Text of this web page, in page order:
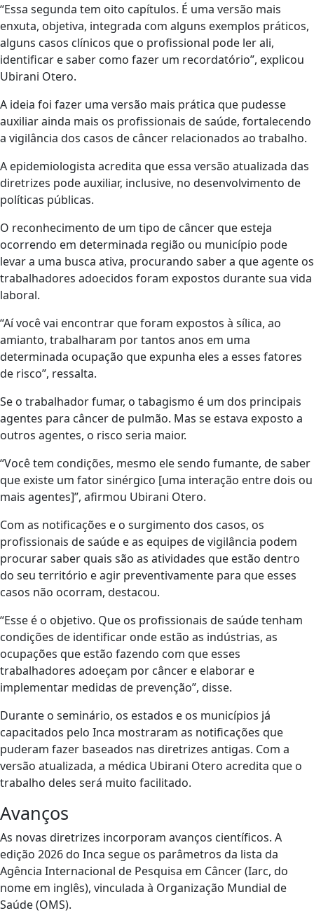
“Essa segunda tem oito capítulos. É uma versão mais
enxuta, objetiva, integrada com alguns exemplos práticos,
alguns casos clínicos que o profissional pode ler ali,
identificar e saber como fazer um recordatório”, explicou
Ubirani Otero.
A ideia foi fazer uma versão mais prática que pudesse
auxiliar ainda mais os profissionais de saúde, fortalecendo
a vigilância dos casos de câncer relacionados ao trabalho.
A epidemiologista acredita que essa versão atualizada das
diretrizes pode auxiliar, inclusive, no desenvolvimento de
políticas públicas.
O reconhecimento de um tipo de câncer que esteja
ocorrendo em determinada região ou município pode
levar a uma busca ativa, procurando saber a que agente os
trabalhadores adoecidos foram expostos durante sua vida
laboral.
“Aí você vai encontrar que foram expostos à sílica, ao
amianto, trabalharam por tantos anos em uma
determinada ocupação que expunha eles a esses fatores
de risco”, ressalta.
Se o trabalhador fumar, o tabagismo é um dos principais
agentes para câncer de pulmão. Mas se estava exposto a
outros agentes, o risco seria maior.
“Você tem condições, mesmo ele sendo fumante, de saber
que existe um fator sinérgico [uma interação entre dois ou
mais agentes]”, afirmou Ubirani Otero.
Com as notificações e o surgimento dos casos, os
profissionais de saúde e as equipes de vigilância podem
procurar saber quais são as atividades que estão dentro
do seu território e agir preventivamente para que esses
casos não ocorram, destacou.
“Esse é o objetivo. Que os profissionais de saúde tenham
condições de identificar onde estão as indústrias, as
ocupações que estão fazendo com que esses
trabalhadores adoeçam por câncer e elaborar e
implementar medidas de prevenção”, disse.
Durante o seminário, os estados e os municípios já
capacitados pelo Inca mostraram as notificações que
puderam fazer baseados nas diretrizes antigas. Com a
versão atualizada, a médica Ubirani Otero acredita que o
trabalho deles será muito facilitado.
Avanços
As novas diretrizes incorporam avanços científicos. A
edição 2026 do Inca segue os parâmetros da lista da
Agência Internacional de Pesquisa em Câncer (Iarc, do
nome em inglês), vinculada à Organização Mundial de
Saúde (OMS).